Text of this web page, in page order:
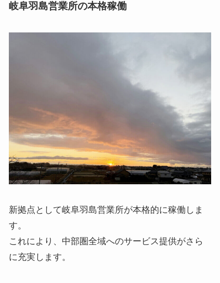
岐阜羽島営業所の本格稼働
新拠点として岐阜羽島営業所が本格的に稼働しま
す。
これにより、中部圏全域へのサービス提供がさら
に充実します。